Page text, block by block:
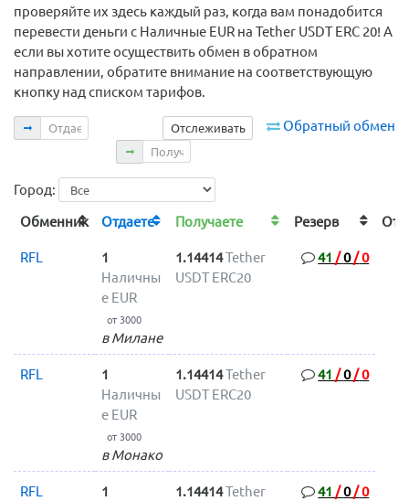
проверяйте их здесь каждый раз, когда вам понадобится
перевести деньги с Наличные EUR на Tether USDT ERC 20! А
если вы хотите осуществить обмен в обратном
направлении, обратите внимание на соответствующую
кнопку над списком тарифов.
Обратный обмен
Отслеживать
Отдаете
Получаете
Город:
Обменник Отдаете Получаете Резерв
RFL
1
Наличны
е EUR
от 3000
в Милане
1.14414Tether
USDT ERC20
41 /0/0
RFL
1
Наличны
е EUR
от 3000
в Монако
1.14414Tether
USDT ERC20
41 /0/0
RFL
1
1.14414Tether
41 /0/0